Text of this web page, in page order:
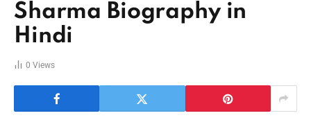
Sharma Biography in
Hindi
0 Views